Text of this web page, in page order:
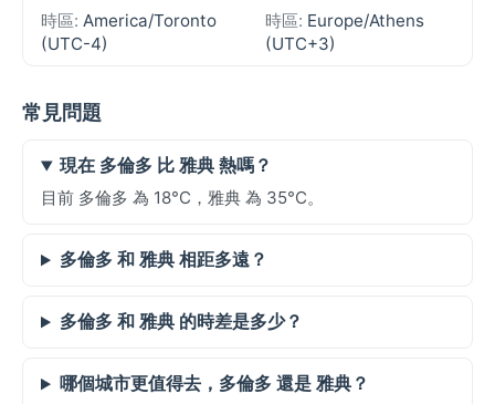
時區: America/Toronto
(UTC-4)
時區: Europe/Athens
(UTC+3)
常見問題
現在 多倫多 比 雅典 熱嗎？
目前 多倫多 為 18°C，雅典 為 35°C。
多倫多 和 雅典 相距多遠？
多倫多 和 雅典 的時差是多少？
哪個城市更值得去，多倫多 還是 雅典？